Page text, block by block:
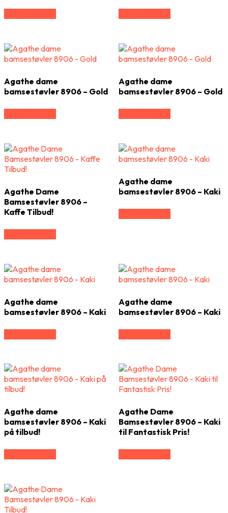
Agathe dame
bamsestøvler 8906 – Gold
Agathe dame
bamsestøvler 8906 – Gold
Agathe Dame
Bamsestøvler 8906 –
Kaffe Tilbud!
Agathe dame
bamsestøvler 8906 – Kaki
Agathe dame
bamsestøvler 8906 – Kaki
Agathe dame
bamsestøvler 8906 – Kaki
Agathe dame
bamsestøvler 8906 – Kaki
på tilbud!
Agathe Dame
Bamsestøvler 8906 – Kaki
til Fantastisk Pris!